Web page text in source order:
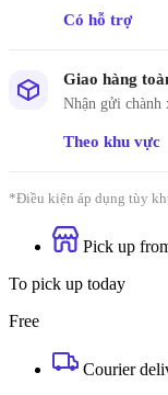
Có hỗ trợ
Giao hàng
Nhận gửi chành
Theo khu vực
*Điều kiện áp dụng tùy
Pick up
To pick up today
Free
Courier